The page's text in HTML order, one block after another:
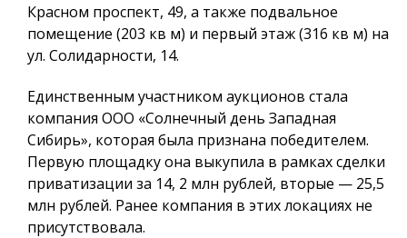
Красном проспект, 49, а также подвальное
помещение (203 кв м) и первый этаж (316 кв м) на
ул. Солидарности, 14.
Единственным участником аукционов стала
компания ООО «Солнечный день Западная
Сибирь», которая была признана победителем.
Первую площадку она выкупила в рамках сделки
приватизации за 14, 2 млн рублей, вторые — 25,5
млн рублей. Ранее компания в этих локациях не
присутствовала.